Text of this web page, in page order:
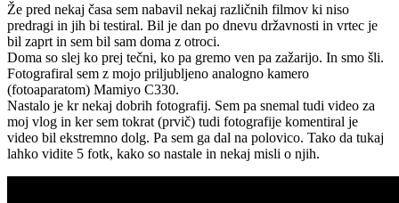
Že pred nekaj časa sem nabavil nekaj različnih filmov ki niso
predragi in jih bi testiral. Bil je dan po dnevu državnosti in vrtec je
bil zaprt in sem bil sam doma z otroci.
Doma so slej ko prej tečni, ko pa gremo ven pa zažarijo. In smo šli.
Fotografiral sem z mojo priljubljeno analogno kamero
(fotoaparatom) Mamiyo C330.
Nastalo je kr nekaj dobrih fotografij. Sem pa snemal tudi video za
moj vlog in ker sem tokrat (prvič) tudi fotografije komentiral je
video bil ekstremno dolg. Pa sem ga dal na polovico. Tako da tukaj
lahko vidite 5 fotk, kako so nastale in nekaj misli o njih.